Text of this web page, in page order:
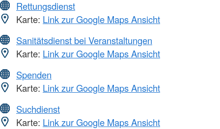
Rettungsdienst
Karte: Link zur Google Maps Ansicht
Sanitätsdienst bei Veranstaltungen
Karte: Link zur Google Maps Ansicht
Spenden
Karte: Link zur Google Maps Ansicht
Suchdienst
Karte: Link zur Google Maps Ansicht